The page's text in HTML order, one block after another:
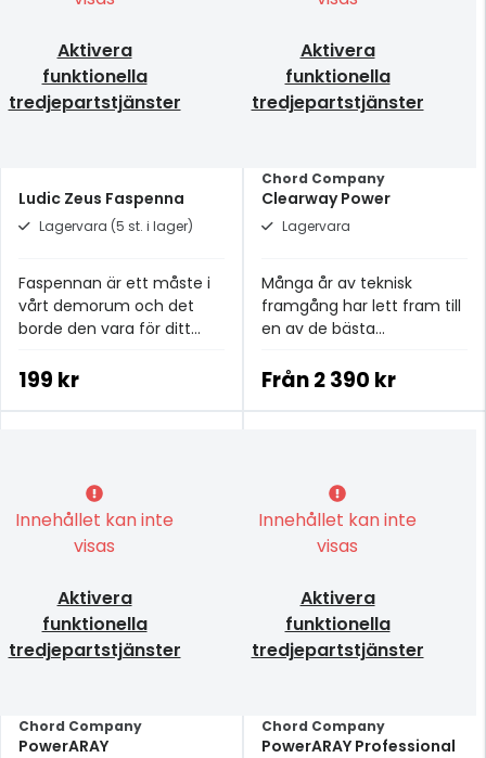
Aktivera
funktionella
tredjepartstjänster
Ludic Zeus Faspenna
Lagervara (5 st. i lager)
Faspennan är ett måste i
vårt demorum och det
borde den vara för ditt
199 kr
Aktivera
funktionella
tredjepartstjänster
Chord Company
Clearway Power
Lagervara
Många år av teknisk
framgång har lett fram till
en av de bästa
prisklassen.
Från2 390 kr
Innehållet kan inte
visas
Aktivera
funktionella
tredjepartstjänster
Chord Company
PowerARAY
Innehållet kan inte
visas
Aktivera
funktionella
tredjepartstjänster
Chord Company
PowerARAY Professional